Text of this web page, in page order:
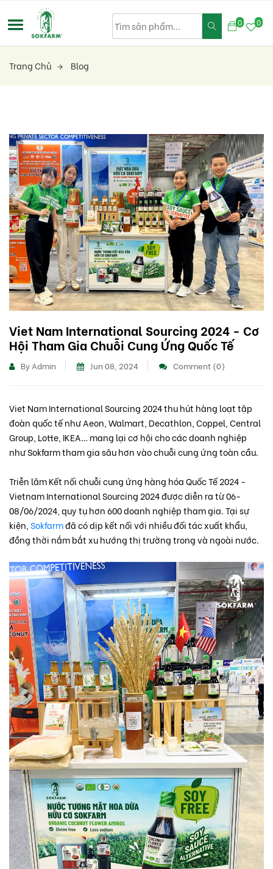
0 0
Trang Chủ Blog
Viet Nam International Sourcing 2024 - Cơ
Hội Tham Gia Chuỗi Cung Ứng Quốc Tế
By Admin Jun 08, 2024 Comment (0)
Viet Nam International Sourcing 2024 thu hút hàng loạt tập
đoàn quốc tế như Aeon, Walmart, Decathlon, Coppel, Central
Group, Lotte, IKEA… mang lại cơ hội cho các doanh nghiệp
như Sokfarm tham gia sâu hơn vào chuỗi cung ứng toàn cầu.
Triễn lãm Kết nối chuỗi cung ứng hàng hóa Quốc Tế 2024 -
Vietnam International Sourcing 2024 được diễn ra từ 06-
08/06/2024, quy tụ hơn 600 doanh nghiệp tham gia. Tại sự
kiện,Sokfarmđã có dịp kết nối với nhiều đối tác xuất khẩu,
đồng thời nắm bắt xu hướng thị trường trong và ngoài nước.